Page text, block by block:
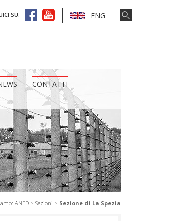
SU: ENG
CONTATTI
ANED > Sezioni > Sezione di La Spezia